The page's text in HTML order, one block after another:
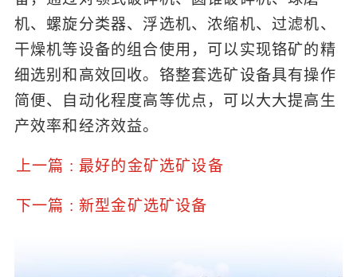
机、螺旋分类器、浮选机、浓缩机、过滤机、
干燥机等设备的组合使用，可以实现铬矿的精
细选别和高效回收。铬整套选矿设备具有操作
简便、自动化程度高等优点，可以大大提高生
产效率和经济效益。
上一篇 : 最好的金矿选矿设备
下一篇 : 新型金矿选矿设备